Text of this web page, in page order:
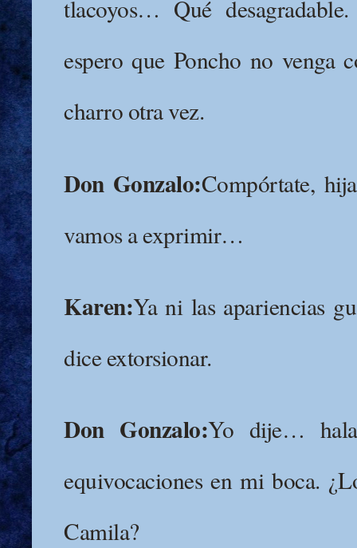
tlacoyos… Qué
espero que Poncho no venga
charro otra vez.
Don Gonzalo:Compórtate,
vamos a exprimir…
Karen:Ya ni las apariencias
dice extorsionar.
Don Gonzalo:Yo dije…
equivocaciones en mi boca.
Camila?